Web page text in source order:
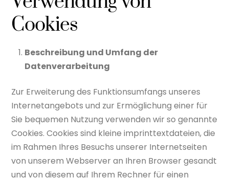
Cookies
Beschreibung und Umfang der
Datenverarbeitung
Zur Erweiterung des Funktionsumfangs unseres
Internetangebots und zur Ermöglichung einer für
Sie bequemen Nutzung verwenden wir so genannte
Cookies. Cookies sind kleine imprinttextdateien, die
im Rahmen Ihres Besuchs unserer Internetseiten
von unserem Webserver an Ihren Browser gesandt
und von diesem auf Ihrem Rechner für einen